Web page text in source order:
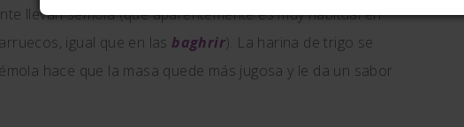
llevan sémola (que aparentemente es muy habitual en
igual que en lasbaghrir). La harina de trigo se
hace que la masa quede más jugosa y le da un sabor